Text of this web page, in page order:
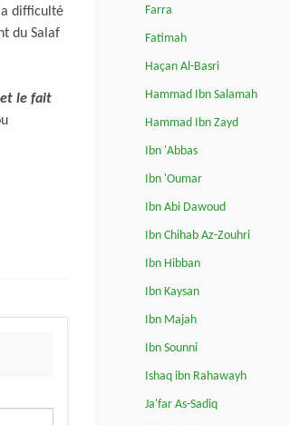
difficulté
du Salaf
et le fait
Farra
Fatimah
Haçan Al-Basri
Hammad Ibn Salamah
Hammad Ibn Zayd
Ibn 'Abbas
Ibn 'Oumar
Ibn Abi Dawoud
Ibn Chihab Az-Zouhri
Ibn Hibban
Ibn Kaysan
Ibn Majah
Ibn Sounni
Ishaq ibn Rahawayh
Ja'far As-Sadiq